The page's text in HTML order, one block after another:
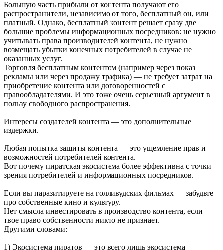
Большую часть прибыли от контента получают его
распространители, независимо от того, бесплатный он, или
платный. Однако, бесплатный контент решает сразу две
большие проблемы информационных посредников: не нужно
учитывать права производителей контента, не нужно
возмещать убытки конечных потребителей в случае не
оказанных услуг.
Торговля бесплатным контентом (например через показ
рекламы или через продажу трафика) — не требует затрат на
приобретение контента или договоренностей с
правообладателями. И это тоже очень серьезный аргумент в
пользу свободного распространения.
Интересы создателей контента — это дополнительные
издержки.
Любая попытка защиты контента — это ущемление прав и
возможностей потребителей контента.
Вот почему пиратская экосистема более эффективна с точки
зрения потребителей и информационных посредников.
Если вы паразитируете на голливудских фильмах — забудьте
про собственные кино и культуру.
Нет смысла инвестировать в производство контента, если
твое право собственности никто не признает.
Другими словами:
1) Экосистема пиратов — это всего лишь экосистема